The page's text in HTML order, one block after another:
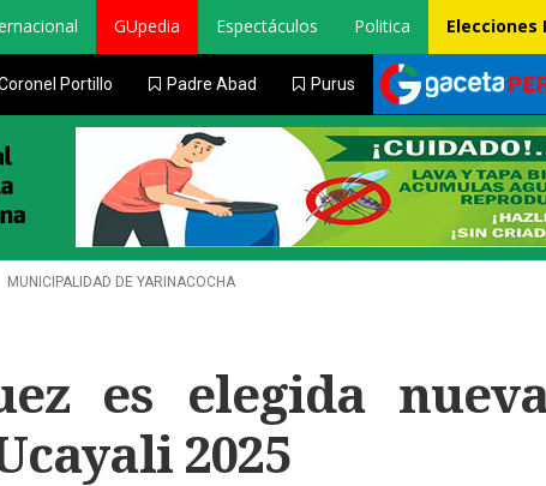
GUpedia Espectáculos Politica Elecciones
Portillo Padre Abad Purus
MUNICIPALIDAD DE YARINACOCHA
es elegida
2025